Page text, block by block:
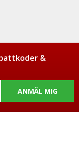
&
ANMÄL MIG